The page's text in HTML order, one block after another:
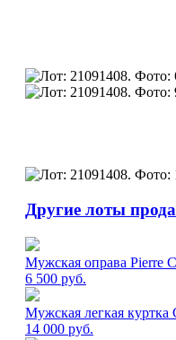
Другие лоты
Мужская оправа Pierre
6 500 руб.
Мужская легкая куртка
14 000 руб.